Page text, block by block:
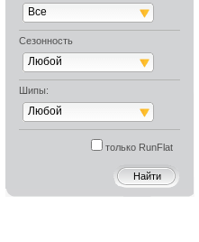
Все
Сезонность
Любой
Шипы:
Любой
только RunFlat